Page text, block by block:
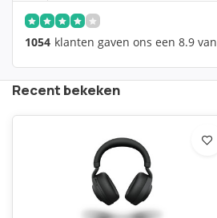
1054 klanten gaven ons een 8.9 van
Recent bekeken